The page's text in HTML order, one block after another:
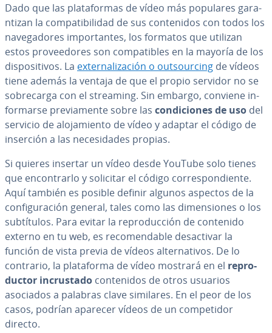
Dado que las pla­ta­fo­r­mas de vídeo más populares ga­ra­
n­ti­zan la co­m­pa­ti­bi­li­dad de sus co­n­te­ni­dos con todos los
na­ve­ga­do­res im­po­r­ta­n­tes, los formatos que utilizan
estos pro­vee­do­res son co­m­pa­ti­bles en la mayoría de los
di­s­po­si­ti­vos. La ex­te­r­na­li­za­ción o outsou­r­ci­ng de vídeos
tiene además la ventaja de que el propio servidor no se
so­bre­ca­r­ga con el streaming. Sin embargo, conviene in­
fo­r­mar­se pre­via­me­n­te sobre las co­n­di­cio­nes de uso del
servicio de alo­ja­mie­n­to de vídeo y adaptar el código de
inserción a las ne­ce­si­da­des propias.
Si quieres insertar un vídeo desde YouTube solo tienes
que en­co­n­trar­lo y solicitar el código co­rre­s­po­n­die­n­te.
Aquí también es posible definir algunos aspectos de la
co­n­fi­gu­ra­ción general, tales como las di­me­n­sio­nes o los
su­b­tí­tu­los. Para evitar la re­pro­du­c­ción de contenido
externo en tu web, es re­co­me­n­da­ble des­ac­ti­var la
función de vista previa de vídeos al­te­r­na­ti­vos. De lo
contrario, la pla­ta­fo­r­ma de vídeo mostrará en el re­pro­
du­c­tor in­cru­s­ta­do co­n­te­ni­dos de otros usuarios
asociados a palabras clave similares. En el peor de los
casos, podrían aparecer vídeos de un co­m­pe­ti­dor
directo.